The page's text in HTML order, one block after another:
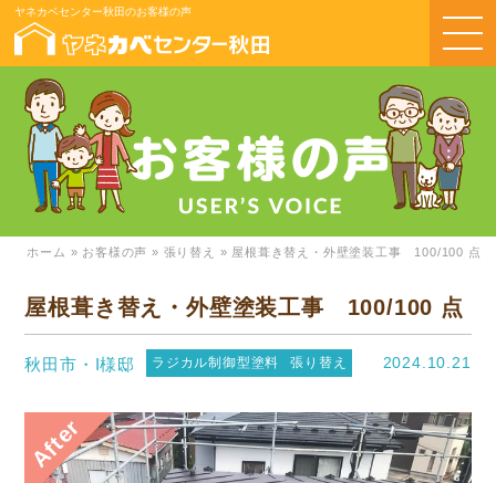
ヤネカベセンター秋田のお客様の声
ホーム » お客様の声 » 張り替え » 屋根葺き替え・外壁塗装工事 100/100 点
屋根葺き替え・外壁塗装工事 100/100 点
秋田市・I様邸 ラジカル制御型塗料 張り替え 2024.10.21
After